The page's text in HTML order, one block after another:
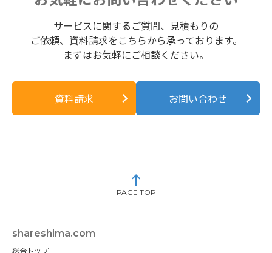
サービスに関するご質問、見積もりの
ご依頼、資料請求をこちらから承っております。
まずはお気軽にご相談ください。
資料請求 お問い合わせ
PAGE TOP
shareshima.com
総合トップ